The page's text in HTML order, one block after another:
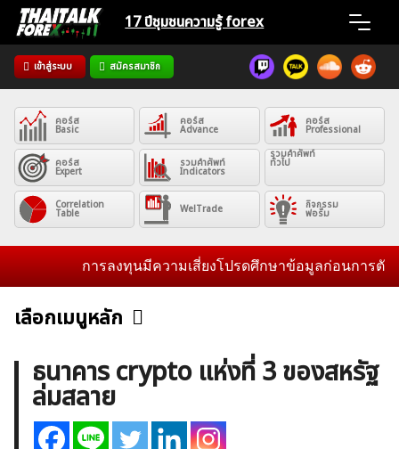
Skip
content
17 ปีชุมชนความรู้ forex
เข้าสู่ระบบ สมัครสมาชิก
Home
News
Articles
VPS Register
ค้นหา
สำหรับ:
คอร์ส
Basic
คอร์ส
Advance
คอร์ส
Professional
คอร์ส
Expert
รวมคำศัพท์
Indicators
รวมคำศัพท์
ทั่วไป
Correlation
Table WelTrade กิจกรรม
ฟอรั่ม
การลงทุนมีความเสี่ยงโปรดศึกษาข้อมูลก่อนการตัดสิน
เลือกเมนูหลัก
ข่าวฟอเร็กซ์และสกุลเงิน คริปโตเคอร์เรนซี
ฟรีซิกแนล รายวัน
บทวิเคราะห์
เศรษฐกิจทั่วไป
สินค้าโภคภัณฑ์
โบรกเกอร์ FX
โปรโมชั่น Forex
ธนาคาร crypto แห่งที่ 3 ของสหรัฐ
ล่มสลาย